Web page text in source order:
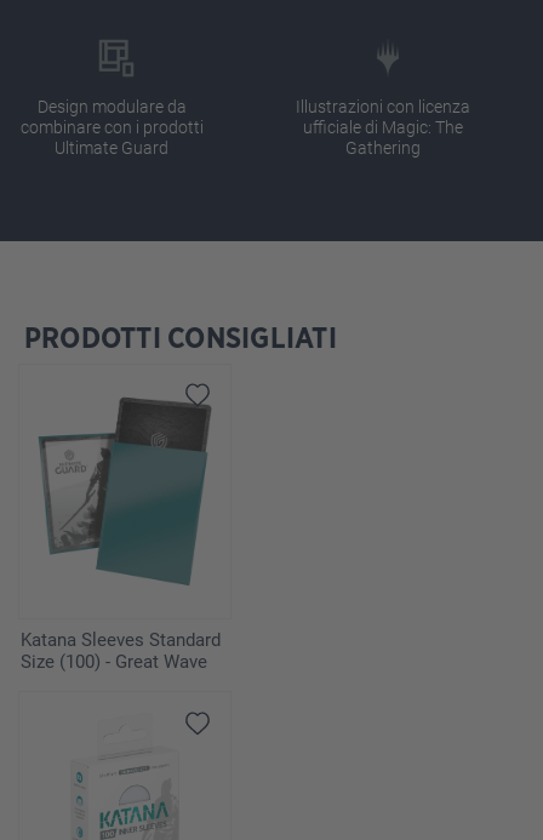
Design modulare da
combinare con i prodotti
Ultimate Guard
Illustrazioni con licenza
ufficiale di Magic: The
Gathering
Salta la galleria dei prodotti
PRODOTTI CONSIGLIATI
Katana Sleeves Standard
Size (100) - Great Wave